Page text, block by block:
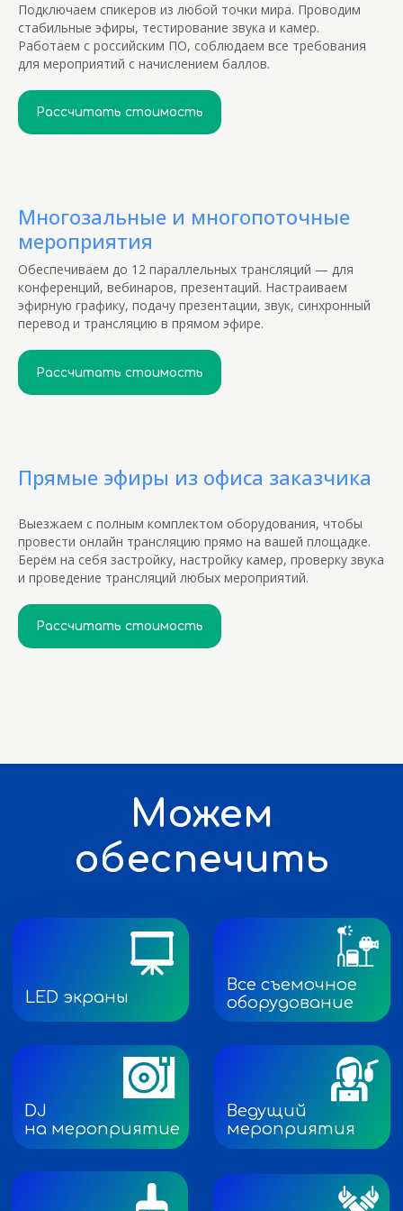
Подключаем спикеров из любой точки мира. Проводим
стабильные эфиры, тестирование звука и камер.
Работаем с российским ПО, соблюдаем все требования
для мероприятий с начислением баллов.
Рассчитать стоимость
Многозальные и многопоточные
мероприятия
Обеспечиваем до 12 параллельных трансляций — для
конференций, вебинаров, презентаций. Настраиваем
эфирную графику, подачу презентации, звук, синхронный
перевод и трансляцию в прямом эфире.
Рассчитать стоимость
Прямые эфиры из офиса заказчика
Выезжаем с полным комплектом оборудования, чтобы
провести онлайн трансляцию прямо на вашей площадке.
Берём на себя застройку, настройку камер, проверку звука
и проведение трансляций любых мероприятий.
Рассчитать стоимость
Можем
обеспечить
Декораторы
Сценический
свет
DJ
Все съемочное
Ведущий